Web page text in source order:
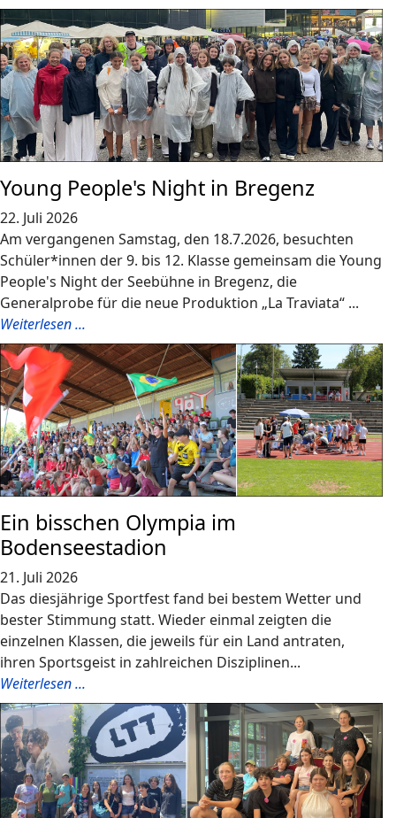
Young People's Night in Bregenz
22. Juli 2026
Am vergangenen Samstag, den 18.7.2026, besuchten
Schüler*innen der 9. bis 12. Klasse gemeinsam die Young
People's Night der Seebühne in Bregenz, die
Generalprobe für die neue Produktion „La Traviata“ ...
Weiterlesen ...
Ein bisschen Olympia im
Bodenseestadion
21. Juli 2026
Das diesjährige Sportfest fand bei bestem Wetter und
bester Stimmung statt. Wieder einmal zeigten die
einzelnen Klassen, die jeweils für ein Land antraten,
ihren Sportsgeist in zahlreichen Disziplinen...
Weiterlesen ...